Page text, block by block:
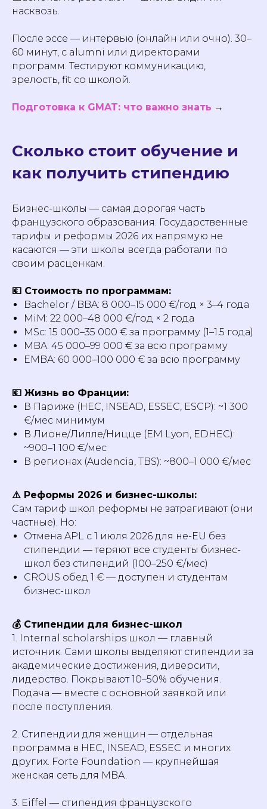
насквозь.
После эссе — интервью (онлайн или очно). 30–
60 минут, с alumni или директорами
программ. Тестируют коммуникацию,
зрелость, fit со школой.
Подготовка к GMAT: что важно знать →
Сколько стоит обучение и
как получить стипендию
Бизнес-школы — самая дорогая часть
французского образования. Государственные
тарифы и реформы 2026 их напрямую не
касаются — эти школы всегда работали по
своим расценкам.
💶 Стоимость по программам:
Bachelor / BBA: 8 000–15 000 €/год × 3–4 года
MiM: 22 000–48 000 €/год × 2 года
MSc: 15 000–35 000 € за программу (1–1.5 года)
MBA: 45 000–99 000 € за всю программу
EMBA: 60 000–100 000 € за всю программу
💶 Жизнь во Франции:
В Париже (HEC, INSEAD, ESSEC, ESCP): ~1 300
€/мес минимум
В Лионе/Лилле/Ницце (EM Lyon, EDHEC):
~900–1 100 €/мес
В регионах (Audencia, TBS): ~800–1 000 €/мес
⚠️ Реформы 2026 и бизнес-школы:
Сам тариф школ реформы не затрагивают (они
частные). Но:
Отмена APL с 1 июля 2026 для не-EU без
стипендии — теряют все студенты бизнес-
школ без стипендий (100–250 €/мес)
CROUS обед 1 € — доступен и студентам
бизнес-школ
💰 Стипендии для бизнес-школ
1. Internal scholarships школ — главный
источник. Сами школы выделяют стипендии за
академические достижения, диверсити,
лидерство. Покрывают 10–50% обучения.
Подача — вместе с основной заявкой или
после поступления.
2. Стипендии для женщин — отдельная
программа в HEC, INSEAD, ESSEC и многих
других. Forte Foundation — крупнейшая
женская сеть для MBA.
3. Eiffel — стипендия французского